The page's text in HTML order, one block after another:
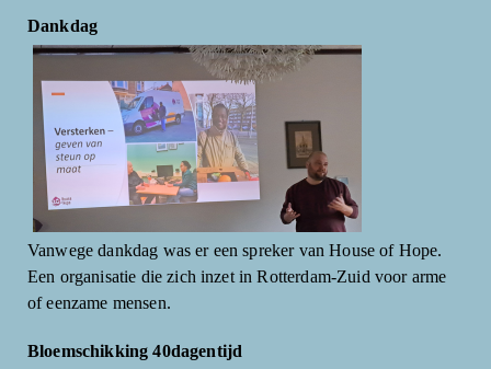
Dankdag
Vanwege dankdag was er een spreker van House of Hope.
Een organisatie die zich inzet in Rotterdam-Zuid voor arme
of eenzame mensen.
Bloemschikking 40dagentijd